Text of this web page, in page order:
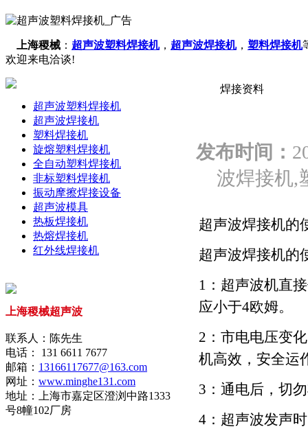
上海稷械 ： 超声波塑料焊接机， 超声波焊接机， 塑料焊接机
欢迎来电洽谈!
超声波塑料焊接机
超声波焊接机
塑料焊接机
旋熔塑料焊接机
全自动塑料焊接机
非标塑料焊接机
振动摩擦焊接设备
超声波模具
热板焊接机
热熔焊接机
红外线焊接机
上海稷械超声波
联系人：陈先生
电话： 131 6611 7677
邮箱： 13166117677@163.com
网址： www.minghe131.com
地址：上海市嘉定区澄浏中路1333
号8幢102厂房
焊接资料
发布时间：
波焊接机,
超声波焊接机的
超声波焊接机的
1：超声波机直
应小于4欧姆。
2：市电电压变
机高效，安全运
3：通电后，切
4：超声波发声